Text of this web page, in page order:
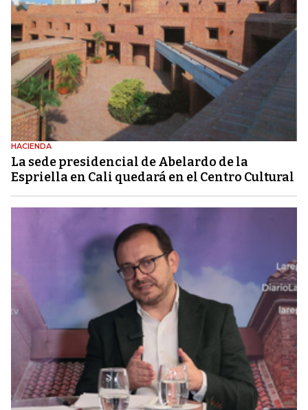
HACIENDA
La sede presidencial de Abelardo de la
Espriella en Cali quedará en el Centro Cultural